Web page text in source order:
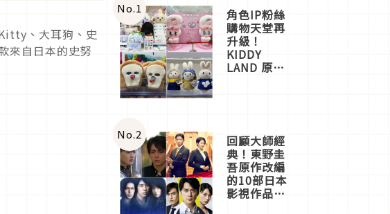
、大耳狗、史
來自日本的史努
No.1 角色IP粉絲
購物天堂再
升級！
KIDDY
LAND 原宿
店3分即達
No.2 回顧大師經
典！東野圭
吾原作改編
的10部日本
影視作品推